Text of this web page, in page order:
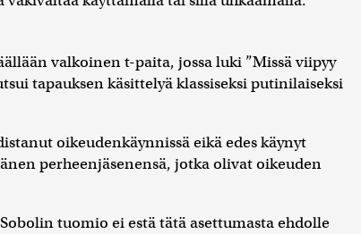
valkoinen t-paita, jossa luki ”Missä viipyy
tapauksen käsittelyä klassiseksi putinilaiseksi
oikeudenkäynnissä eikä edes käynyt
perheenjäsenensä, jotka olivat oikeuden
tuomio ei estä tätä asettumasta ehdolle